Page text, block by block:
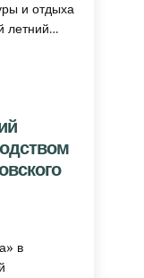
и отдыха
летний…
ЛЕТНИЙ КАРАОКЕ-
в